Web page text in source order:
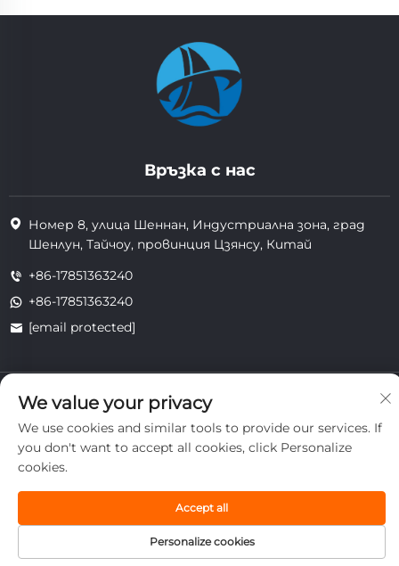
Връзка с нас
Номер 8, улица Шеннан, Индустриална зона, град
Шенлун, Тайчоу, провинция Цзянсу, Китай
+86-17851363240
+86-17851363240
[email protected]
Всички права запазени. Copyright © 2025 Jiangsu Tongzhou
Heat Resistant Technology Co., Ltd.
поверителност
We value your privacy
We use cookies and similar tools to provide our services. If
you don't want to accept all cookies, click Personalize
cookies.
Personalize cookies
Accept all